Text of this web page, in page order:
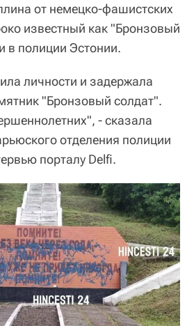
от немецко-фашистских
известный как "Бронзовый
в полиции Эстонии.
личности и задержала
"Бронзовый солдат".
- сказала
отделения полиции
порталу Delfi.